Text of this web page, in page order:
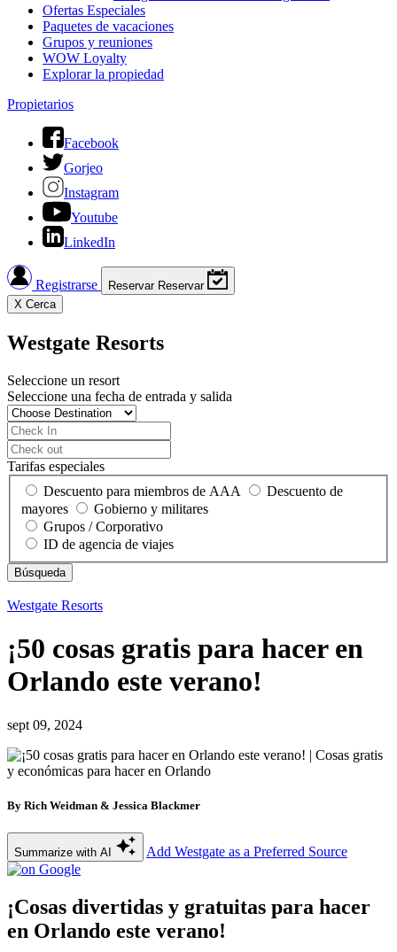
Ofertas Especiales
Paquetes de vacaciones
Grupos y reuniones
WOW Loyalty
Explorar la propiedad
Propietarios
Facebook
Gorjeo
Instagram
Youtube
LinkedIn
Registrarse Reservar Reservar
X Cerca
Westgate Resorts
Seleccione un resort
Seleccione una fecha de entrada y salida
Tarifas especiales
Descuento para miembros de AAA
Descuento de
mayores
Gobierno y militares
Grupos / Corporativo
ID de agencia de viajes
Westgate Resorts
¡50 cosas gratis para hacer en
Orlando este verano!
sept 09, 2024
By Rich Weidman & Jessica Blackmer
Summarize with AI Add Westgate as a Preferred Source
¡Cosas divertidas y gratuitas para hacer
en Orlando este verano!